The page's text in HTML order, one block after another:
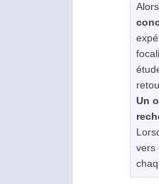
Un
vers